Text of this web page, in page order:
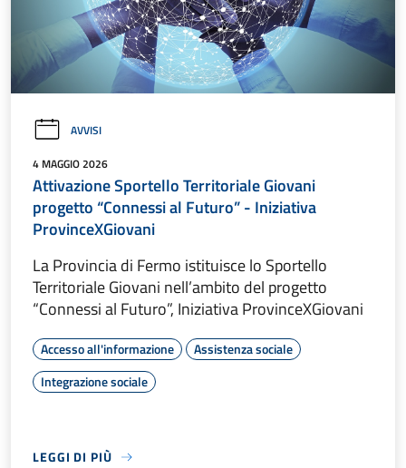
AVVISI
4 MAGGIO 2026
Attivazione Sportello Territoriale Giovani
progetto “Connessi al Futuro” - Iniziativa
ProvinceXGiovani
La Provincia di Fermo istituisce lo Sportello
Territoriale Giovani nell’ambito del progetto
“Connessi al Futuro”, Iniziativa ProvinceXGiovani
Accesso all'informazione
Assistenza sociale
Integrazione sociale
LEGGI DI PIÙ